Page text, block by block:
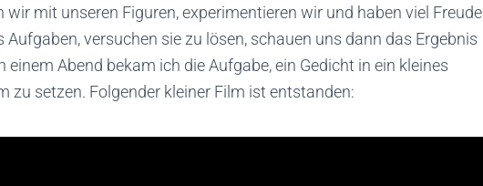
wir mit unseren Figuren, experimentieren wir und haben viel Freude
Aufgaben, versuchen sie zu lösen, schauen uns dann das Ergebnis
einem Abend bekam ich die Aufgabe, ein Gedicht in ein kleines
zu setzen. Folgender kleiner Film ist entstanden: